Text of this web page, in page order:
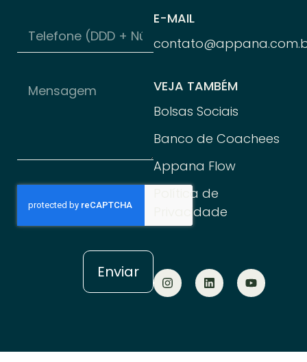
Enviar
E-MAIL
VEJA TAMBÉM
Bolsas Sociais
Banco de Coachees
Appana Flow
Política de
Privacidade